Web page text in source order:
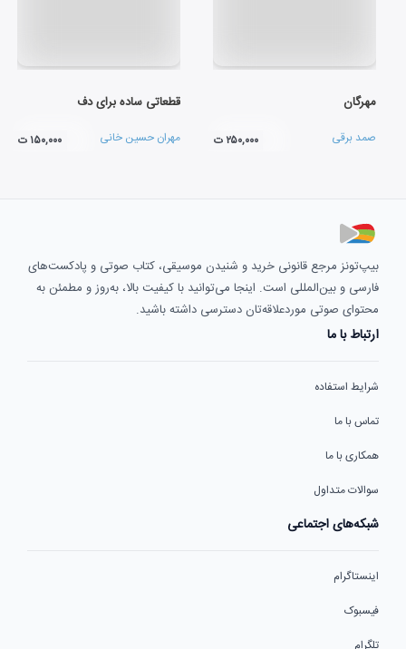
مهرگان
صمد برقی ۲۵۰,۰۰۰ ت
قطعاتی ساده برای دف
مهران حسین خانی ۱۵۰,۰۰۰ ت
بیپ‌تونز مرجع قانونی خرید و شنیدن موسیقی، کتاب صوتی و پادکست‌های
فارسی و بین‌المللی است. اینجا می‌توانید با کیفیت بالا، به‌روز و مطمئن به
محتوای صوتی موردعلاقه‌تان دسترسی داشته باشید.
ارتباط با ما
شرایط استفاده
تماس با ما
همکاری با ما
سوالات متداول
شبکه‌های اجتماعی
اینستاگرام
فیسبوک
تلگرام